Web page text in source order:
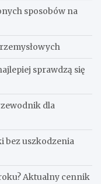
sposobów na
sprawdzą się
dla
bez uszkodzenia
Aktualny cennik